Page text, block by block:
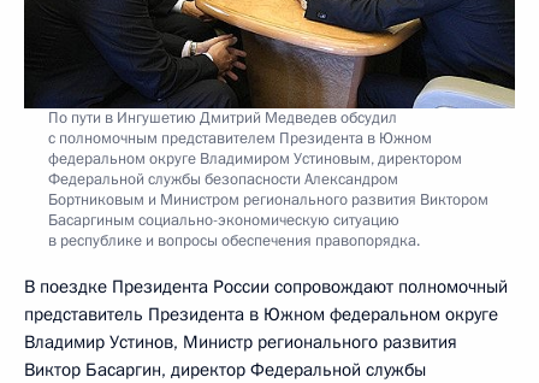
По пути в Ингушетию Дмитрий Медведев обсудил
с полномочным представителем Президента в Южном
федеральном округе Владимиром Устиновым, директором
Федеральной службы безопасности Александром
Бортниковым и Министром регионального развития Виктором
Басаргиным социально-экономическую ситуацию
в республике и вопросы обеспечения правопорядка.
В поездке Президента России сопровождают полномочный
представитель Президента в Южном федеральном округе
Владимир Устинов, Министр регионального развития
Виктор Басаргин, директор Федеральной службы